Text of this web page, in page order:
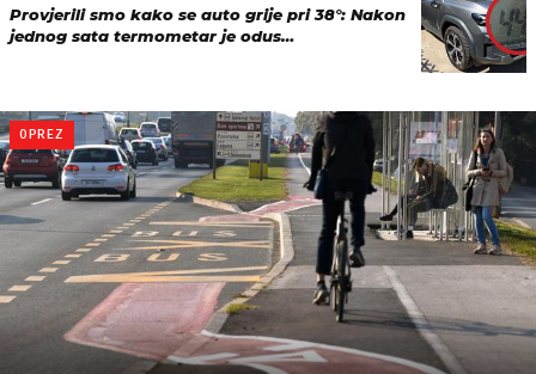
Provjerili smo kako se auto grije pri 38°: Nakon
jednog sata termometar je odus…
OPREZ